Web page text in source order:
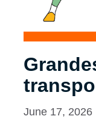
June 17, 2026